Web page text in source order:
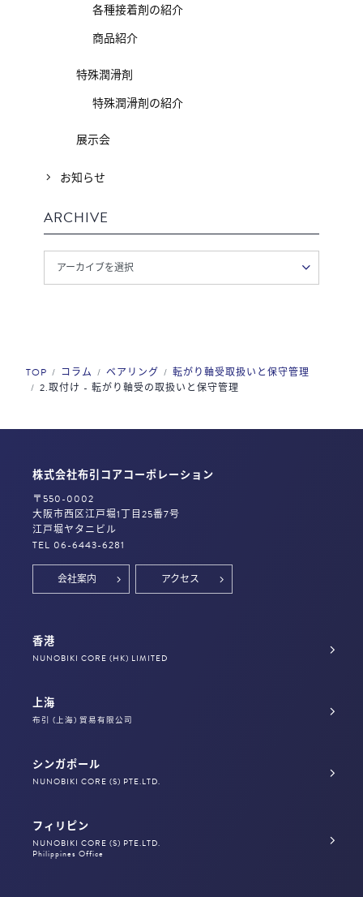
各種接着剤の紹介
商品紹介
特殊潤滑剤
特殊潤滑剤の紹介
展示会
お知らせ
ARCHIVE
TOP コラム ベアリング
転がり軸受取扱いと保守管理
2.取付け - 転がり軸受の取扱いと保守管理
株式会社布引コアコーポレーション
〒550-0002
大阪市西区江戸堀1丁目25番7号
江戸堀ヤタニビル
TEL 06-6443-6281
会社案内 アクセス
香港
NUNOBIKI CORE (HK) LIMITED
上海
布引 (上海) 貿易有限公司
シンガポール
NUNOBIKI CORE (S) PTE.LTD.
フィリピン
NUNOBIKI CORE (S) PTE.LTD.
Philippines Office